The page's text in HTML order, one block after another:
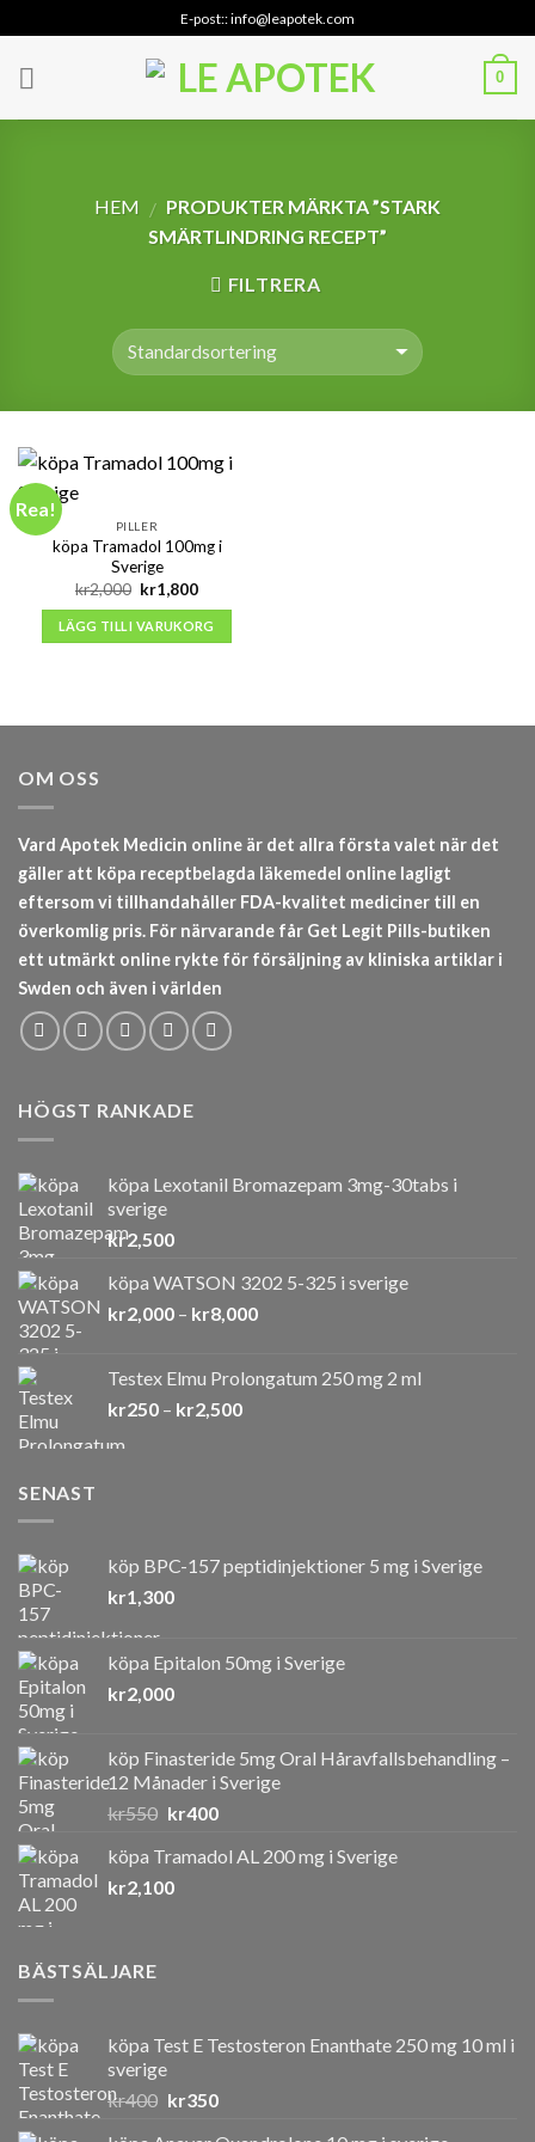
to
content
E-post:: info@leapotek.com
0
HEM / PRODUKTER MÄRKTA ”STARK
SMÄRTLINDRING RECEPT”
FILTRERA
Rea!
PILLER
köpa Tramadol 100mg i
Sverige
kr2,000 Det
ursprungliga
priset
var:
kr2,000.
kr1,800Det
priset
är:
kr1,800.
LÄGG TILL I VARUKORG
OM OSS
Vard Apotek Medicin online är det allra första valet när det
gäller att köpa receptbelagda läkemedel online lagligt
eftersom vi tillhandahåller FDA-kvalitet mediciner till en
överkomlig pris. För närvarande får Get Legit Pills-butiken
ett utmärkt online rykte för försäljning av kliniska artiklar i
Swden och även i världen
HÖGST RANKADE
köpa Lexotanil Bromazepam 3mg-30tabs i
sverige
kr2,500
köpa WATSON 3202 5-325 i sverige
kr2,000 – kr8,000Prisintervall:
kr8,000
Testex Elmu Prolongatum 250 mg 2 ml
kr250 – kr2,500Prisintervall:
SENAST
köp BPC-157 peptidinjektioner 5 mg i Sverige
kr1,300
köpa Epitalon 50mg i Sverige
kr2,000
köp Finasteride 5mg Oral Håravfallsbehandling –
12 Månader i Sverige
kr550 Det
priset
var:
kr400Det
priset
köpa Tramadol AL 200 mg i Sverige
kr2,100
BÄSTSÄLJARE
köpa Test E Testosteron Enanthate 250 mg 10 ml i
sverige
kr400 Det
kr350Det